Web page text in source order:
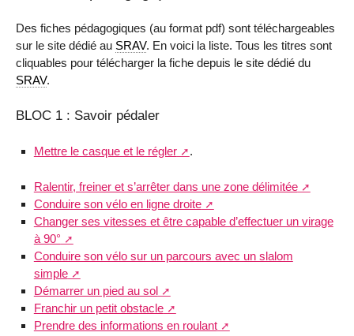
Des fiches pédagogiques (au format pdf) sont téléchargeables
sur le site dédié au SRAV. En voici la liste. Tous les titres sont
cliquables pour télécharger la fiche depuis le site dédié du
SRAV.
BLOC 1 : Savoir pédaler
Mettre le casque et le régler .
Ralentir, freiner et s’arrêter dans une zone délimitée
Conduire son vélo en ligne droite
Changer ses vitesses et être capable d’effectuer un virage
à 90°
Conduire son vélo sur un parcours avec un slalom
simple
Démarrer un pied au sol
Franchir un petit obstacle
Prendre des informations en roulant